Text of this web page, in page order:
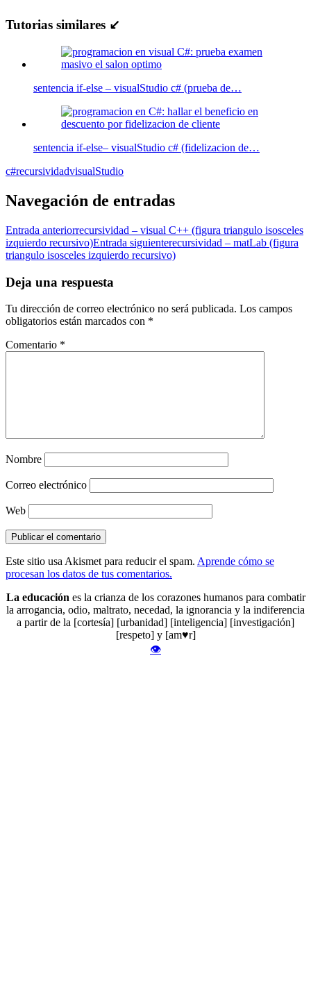
Tutorias similares ↙
sentencia if-else – visualStudio c# (prueba de…
sentencia if-else– visualStudio c# (fidelizacion de…
c#recursividadvisualStudio
Navegación de entradas
Entrada anteriorrecursividad – visual C++ (figura triangulo isosceles
izquierdo recursivo)Entrada siguienterecursividad – matLab (figura
triangulo isosceles izquierdo recursivo)
Deja una respuesta
Tu dirección de correo electrónico no será publicada. Los campos
obligatorios están marcados con *
Comentario *
Nombre
Correo electrónico
Web
Este sitio usa Akismet para reducir el spam. Aprende cómo se
procesan los datos de tus comentarios.
La educaciónes la crianza de los corazones humanos para combatir
la arrogancia, odio, maltrato, necedad, la ignorancia y la indiferencia
a partir de la [cortesía] [urbanidad] [inteligencia] [investigación]
[respeto] y [am♥r]
👁